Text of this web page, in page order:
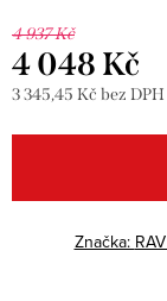
4 937 Kč
4 048 Kč
3 345,45 Kč bez DPH
cena:
Značka: